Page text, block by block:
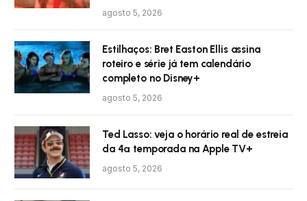
agosto 5, 2026
Estilhaços: Bret Easton Ellis assina
roteiro e série já tem calendário
completo no Disney+
agosto 5, 2026
Ted Lasso: veja o horário real de estreia
da 4ª temporada na Apple TV+
agosto 5, 2026